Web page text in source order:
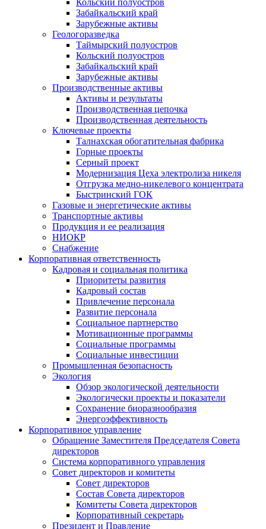
Кольский полуостров
Забайкальский край
Зарубежные активы
Геологоразведка
Таймырский полуостров
Кольский полуостров
Забайкальский край
Зарубежные активы
Производственные активы
Активы и результаты
Производственная цепочка
Производственная деятельность
Ключевые проекты
Талнахская обогатительная фабрика
Горные проекты
Серный проект
Модернизация Цеха электролиза никеля
Отгрузка медно-никелевого концентрата
Быстринский ГОК
Газовые и энергетические активы
Транспортные активы
Продукция и ее реализация
НИОКР
Снабжение
Корпоративная ответственность
Кадровая и социальная политика
Приоритеты развития
Кадровый состав
Привлечение персонала
Развитие персонала
Социальное партнерство
Мотивационные программы
Социальные программы
Социальные инвестиции
Промышленная безопасность
Экология
Обзор экологической деятельности
Экологически проекты и показатели
Сохранение биоразнообразия
Энергоэффективность
Корпоративное управление
Обращение Заместителя Председателя Совета
директоров
Система корпоративного управления
Совет директоров и комитеты
Совет директоров
Состав Совета директоров
Комитеты Совета директоров
Корпоративный секретарь
Президент и Правление